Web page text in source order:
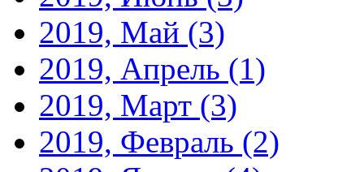
2019, Май (3)
2019, Апрель (1)
2019, Март (3)
2019, Февраль (2)